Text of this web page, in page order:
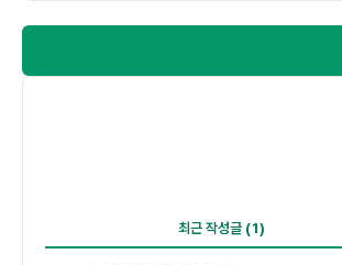
최근 작성글 (1)